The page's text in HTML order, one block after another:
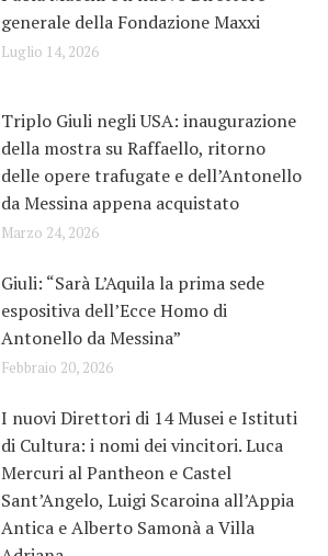
generale della Fondazione Maxxi
Luglio 14, 2026
Triplo Giuli negli USA: inaugurazione
della mostra su Raffaello, ritorno
delle opere trafugate e dell’Antonello
da Messina appena acquistato
Marzo 24, 2026
Giuli: “Sarà L’Aquila la prima sede
espositiva dell’Ecce Homo di
Antonello da Messina”
Febbraio 20, 2026
I nuovi Direttori di 14 Musei e Istituti
di Cultura: i nomi dei vincitori. Luca
Mercuri al Pantheon e Castel
Sant’Angelo, Luigi Scaroina all’Appia
Antica e Alberto Samonà a Villa